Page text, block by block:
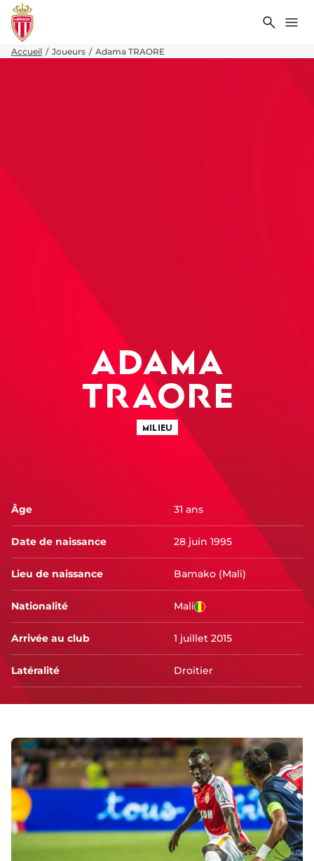
Accueil Joueurs Adama TRAORE
ADAMA
TRAORE
MILIEU
Âge 31 ans
Date de naissance 28 juin 1995
Lieu de naissance Bamako (Mali)
Nationalité Mali
Arrivée au club 1 juillet 2015
Latéralité Droitier